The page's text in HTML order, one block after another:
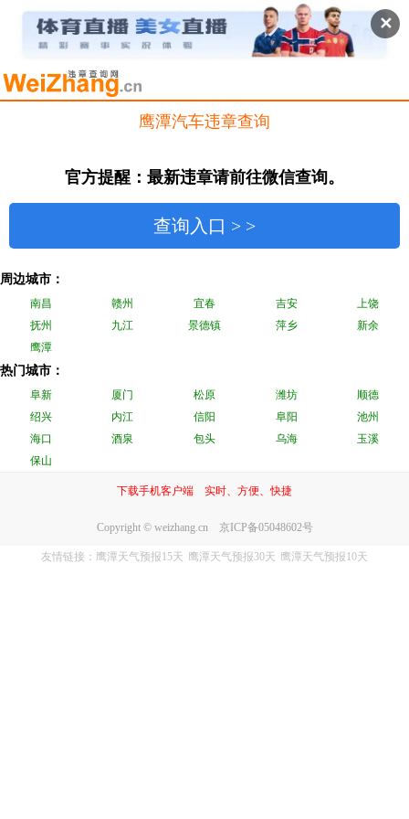
✕
鹰潭汽车违章查询
官方提醒：最新违章请前往微信查询。
查询入口 > >
周边城市：
南昌 赣州 宜春 吉安
上饶
抚州
九江 景德镇 萍乡
新余
鹰潭
热门城市：
阜新 厦门 松原 潍坊
顺德
绍兴
内江 信阳 阜阳
池州
海口
酒泉 包头 乌海
玉溪
保山
下载手机客户端 实时、方便、快捷
Copyright © weizhang.cn 京ICP备05048602号
友情链接： 鹰潭天气预报15天 鹰潭天气预报30天 鹰潭天气预报10天